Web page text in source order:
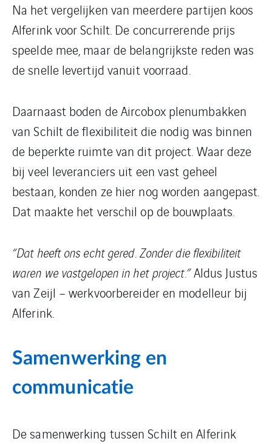
Na het vergelijken van meerdere partijen koos
Alferink voor Schilt. De concurrerende prijs
speelde mee, maar de belangrijkste reden was
de snelle levertijd vanuit voorraad.
Daarnaast boden de Aircobox plenumbakken
van Schilt de flexibiliteit die nodig was binnen
de beperkte ruimte van dit project. Waar deze
bij veel leveranciers uit een vast geheel
bestaan, konden ze hier nog worden aangepast.
Dat maakte het verschil op de bouwplaats.
“Dat heeft ons echt gered. Zonder die flexibiliteit
waren we vastgelopen in het project.”Aldus Justus
van Zeijl – werkvoorbereider en modelleur bij
Alferink.
Samenwerking en
communicatie
De samenwerking tussen Schilt en Alferink